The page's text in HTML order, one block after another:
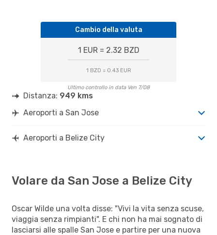
Cambio della valuta
1 EUR = 2.32 BZD
1 BZD = 0.43 EUR
Ultimo controllo in data Ven 7/08
Distanza: 949 kms
Aeroporti a San Jose
Aeroporti a Belize City
Volare da San Jose a Belize City
Oscar Wilde una volta disse: "Vivi la vita senza scuse,
viaggia senza rimpianti". E chi non ha mai sognato di
lasciarsi alle spalle San Jose e partire per una nuova